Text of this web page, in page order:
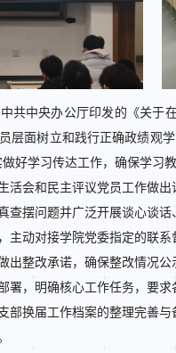
共中央办公厅印发的《关于
层面树立和践行正确政绩观
好学习传达工作，确保学习
活会和民主评议党员工作做
摆问题并广泛开展谈心谈
主动对接学院党委指定的联
整改承诺，确保整改情况公
署，明确核心工作任务，要
部换届工作档案的整理完善